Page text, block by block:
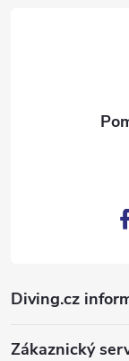
Diving.cz
Zákaznický